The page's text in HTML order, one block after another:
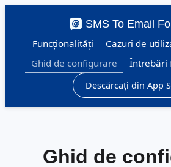
SMS To Email
Funcționalități
Cazuri de
Ghid de configurare
Întrebări
Descărcați din App
Ghid de